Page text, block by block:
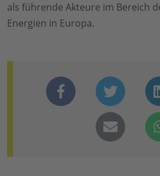
als führende Akteure im Bereich
Energien in Europa.